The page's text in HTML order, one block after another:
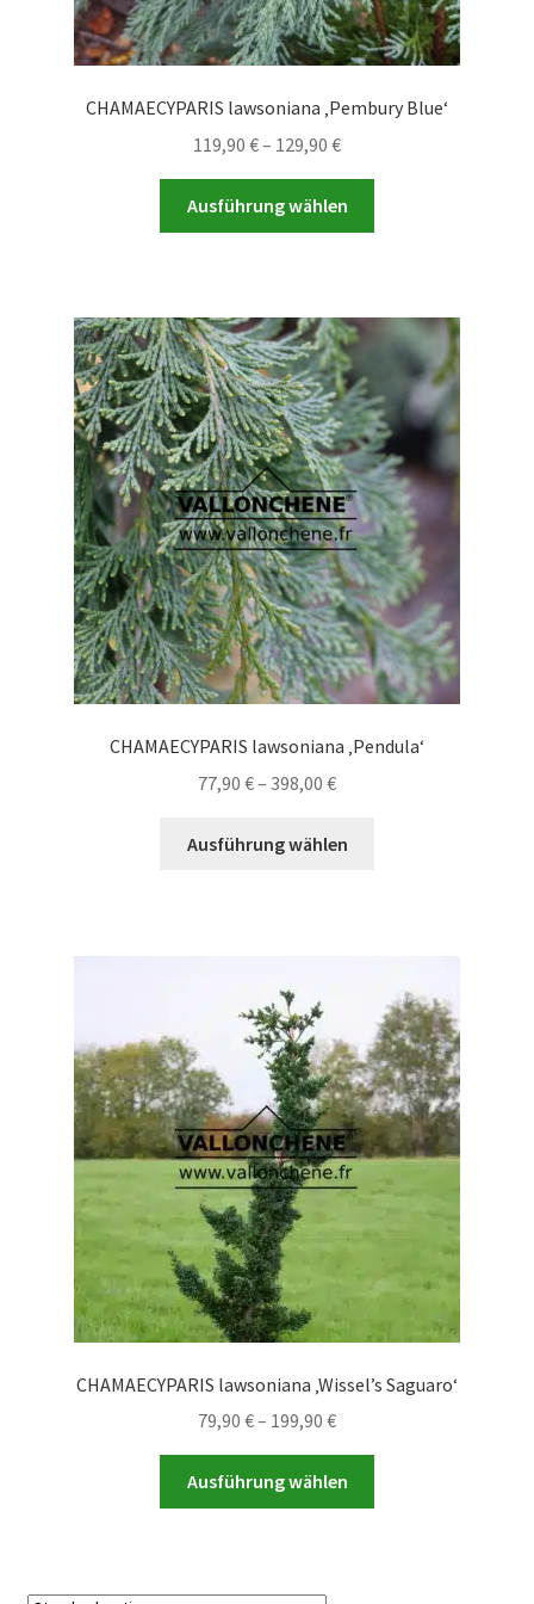
CHAMAECYPARIS lawsoniana ‚Pembury Blue‘
119,90 €– 129,90 €Preisspanne:
bis
129,90 €
Ausführung wählen
auf.
Optionen
können
auf
der
Produktseite
gewählt
werden
CHAMAECYPARIS lawsoniana ‚Pendula‘
77,90 €– 398,00 €Preisspanne:
bis
Ausführung wählen
Die
Optionen
können
auf
der
Produktseite
gewählt
werden
CHAMAECYPARIS lawsoniana ‚Wissel’s Saguaro‘
79,90 €– 199,90 €Preisspanne:
79,90 €
bis
199,90 €
Ausführung wählen